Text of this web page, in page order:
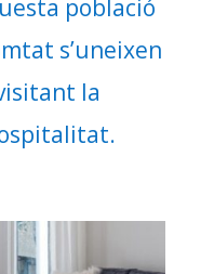
població
s’uneixen
la